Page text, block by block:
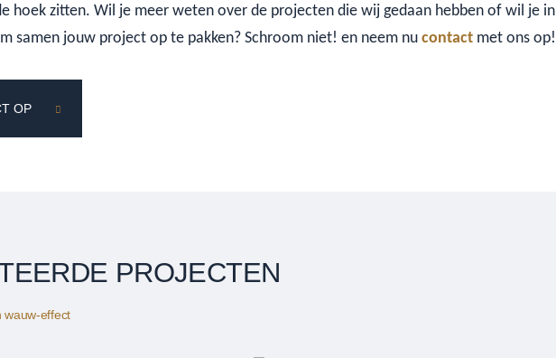
hoek zitten. Wil je meer weten over de projecten die wij gedaan hebben of wil je in
samen jouw project op te pakken? Schroom niet! en neem nu contact met ons op!
OP
PROJECTEN
wauw-effect